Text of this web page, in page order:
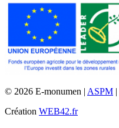
© 2026 E-monumen | ASPM |
Création WEB42.fr